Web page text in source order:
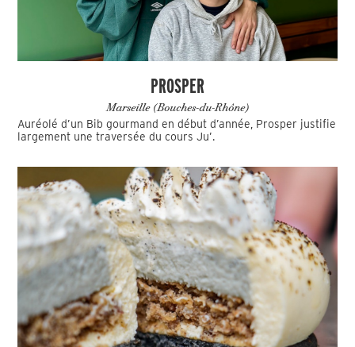
PROSPER
Marseille (Bouches-du-Rhône)
Auréolé d’un Bib gourmand en début d’année, Prosper justifie
largement une traversée du cours Ju’.